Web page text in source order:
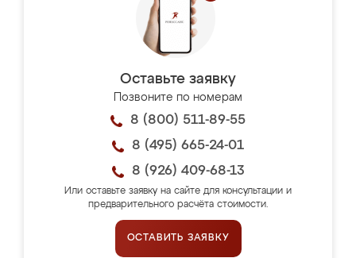
Оставьте заявку
Позвоните по номерам
8 (800) 511-89-55
8 (495) 665-24-01
8 (926) 409-68-13
Или оставьте заявку на сайте для консультации и
предварительного расчёта стоимости.
ОСТАВИТЬ ЗАЯВКУ